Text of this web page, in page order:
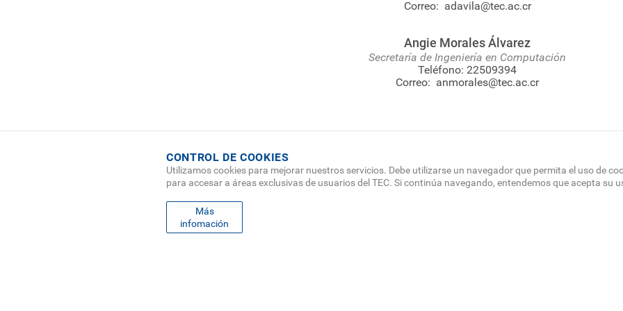
Correo: adavila@tec.ac.cr
Angie Morales Álvarez
Secretaría de Ingeniería en Computación
Teléfono: 22509394
Correo: anmorales@tec.ac.cr
CONTROL DE COOKIES
Utilizamos cookies para mejorar nuestros servicios. Debe utilizarse un navegador que permita el uso de
para accesar a áreas exclusivas de usuarios del TEC. Si continúa navegando, entendemos que acepta su
Más
infomación